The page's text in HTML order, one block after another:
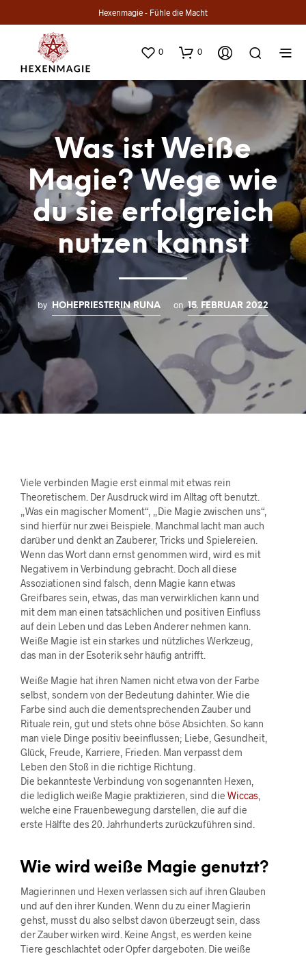
Hexenmagie - Fühle die Macht
0 0
Was ist Weiße
Magie? Wege wie
du sie erfolgreich
nutzen kannst
by HOHEPRIESTERIN RUNA on 15. FEBRUAR 2022
Viele verbinden Magie erst einmal mit etwas rein
Theoretischem. Der Ausdruck wird im Alltag oft benutzt.
„Was ein magischer Moment“, „Die Magie zwischen uns“,
sind hierfür nur zwei Beispiele. Manchmal lacht man auch
darüber und denkt an Zauberer, Tricks und Spielereien.
Wenn das Wort dann ernst genommen wird, wird es mit
Negativem in Verbindung gebracht. Doch all diese
Assoziationen sind falsch, denn Magie kann etwas
Greifbares sein, etwas, das man verwirklichen kann und
mit dem man einen tatsächlichen und positiven Einfluss
auf dein Leben und das Leben Anderer nehmen kann.
Weiße Magie ist ein starkes und nützliches Werkzeug,
das man in der Esoterik sehr häufig antrifft.
Weiße Magie hat ihren Namen nicht etwa von der Farbe
selbst, sondern von der Bedeutung dahinter. Wie die
Farbe sind auch die dementsprechenden Zauber und
Rituale rein, gut und stets ohne böse Absichten. So kann
man viele Dinge positiv beeinflussen; Liebe, Gesundheit,
Glück, Freude, Karriere, Frieden. Man verpasst dem
Leben den Stoß in die richtige Richtung.
Die bekannteste Verbindung von sogenannten Hexen,
die lediglich weiße Magie praktizieren, sind die Wiccas
welche eine Frauenbewegung darstellen, die auf die
erste Hälfte des 20. Jahrhunderts zurückzuführen sind.
Wie wird weiße Magie genutzt?
Magierinnen und Hexen verlassen sich auf ihren Glauben
und auf den ihrer Kunden. Wenn du zu einer Magierin
gehst, musst du also selbst davon überzeugt sein, dass
der Zauber wirken wird. Keine Angst, es werden keine
Tiere geschlachtet oder Opfer dargeboten. Die weiße